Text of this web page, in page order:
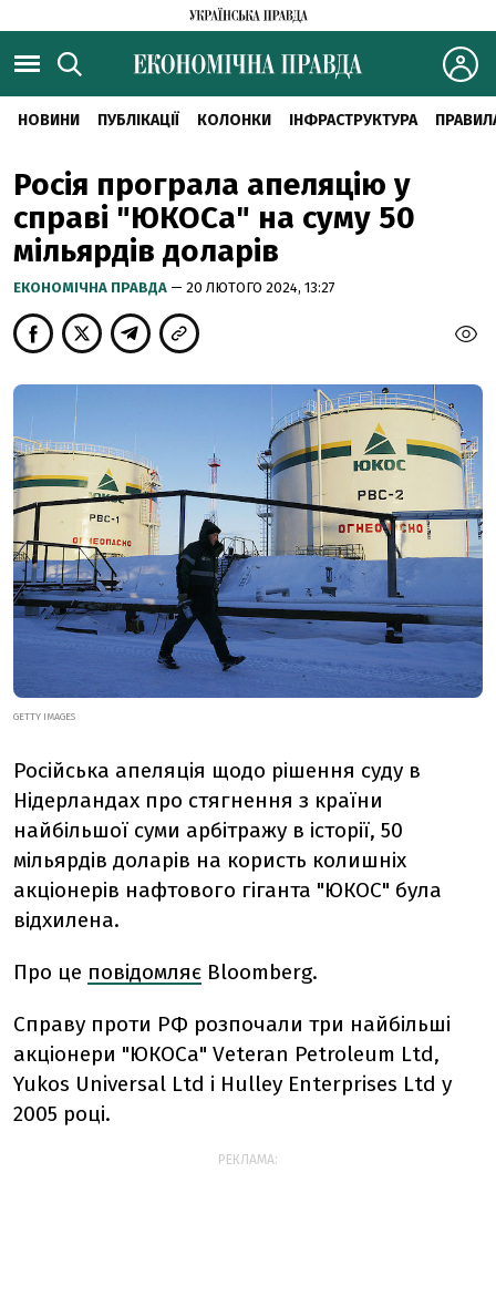
НОВИНИ ПУБЛІКАЦІЇ КОЛОНКИ ІНФРАСТРУКТУРА
Росія програла апеляцію у
справі "ЮКОСа" на суму 50
мільярдів доларів
ЕКОНОМІЧНА ПРАВДА — 20 ЛЮТОГО 2024, 13:27
GETTY IMAGES
Російська апеляція щодо рішення суду в
Нідерландах про стягнення з країни
найбільшої суми арбітражу в історії, 50
мільярдів доларів на користь колишніх
акціонерів нафтового гіганта "ЮКОС" була
відхилена.
Про це повідомляє Bloomberg.
Справу проти РФ розпочали три найбільші
акціонери "ЮКОСа" Veteran Petroleum Ltd,
Yukos Universal Ltd і Hulley Enterprises Ltd у
2005 році.
РЕКЛАМА: